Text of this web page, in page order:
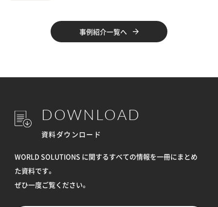
事例紹介一覧へ
DOWNLOAD
資料ダウンロード
WORLD SOLUTIONS に関するすべての情報を一冊にまとめ
た資料です。
ぜひ一度ご覧ください。